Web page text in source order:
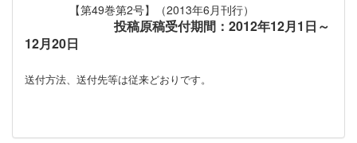
【第49巻第2号】（2013年6月刊行）
投稿原稿受付期間：2012年12月1日～
12月20日
送付方法、送付先等は従来どおりです。